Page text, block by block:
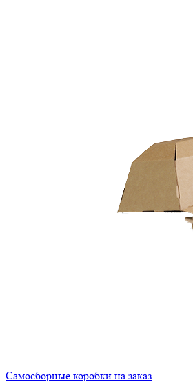
Самосборные коробки на заказ